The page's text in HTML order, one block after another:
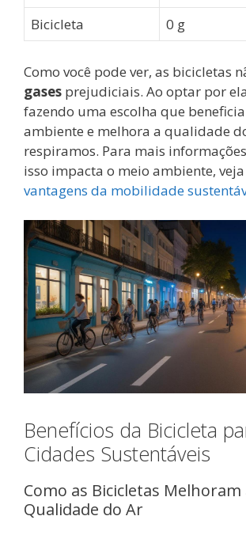
Bicicleta
0 g
Como você pode ver, as bicicletas
gases prejudiciais. Ao optar por
fazendo uma escolha que
ambiente e melhora a qualidade
respiramos. Para mais
isso impacta o meio ambiente,
vantagens da mobilidade
Benefícios da Bicicleta
Cidades Sustentáveis
Como as Bicicletas Melhoram
Qualidade do Ar